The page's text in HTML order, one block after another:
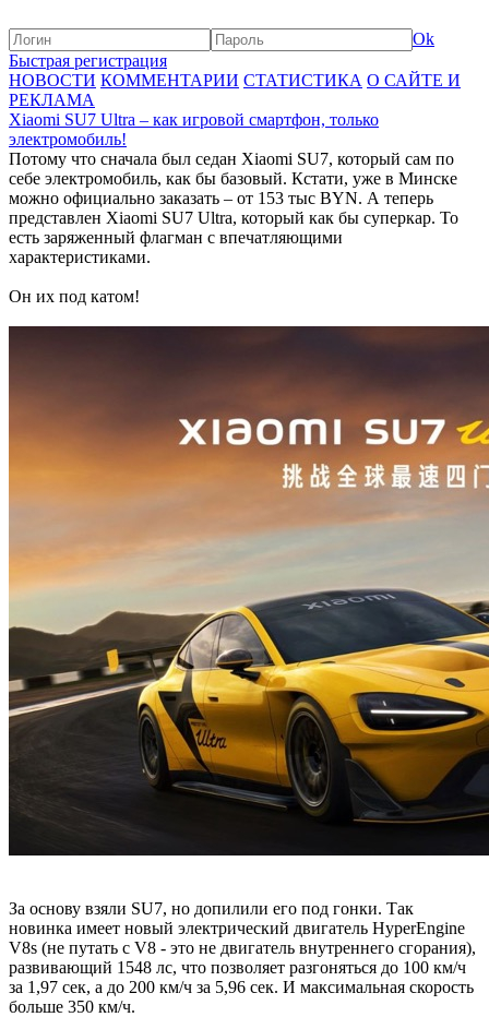
Ok
Быстрая регистрация
НОВОСТИ КОММЕНТАРИИ СТАТИСТИКА О САЙТЕ И
РЕКЛАМА
Xiaomi SU7 Ultra – как игровой смартфон, только
электромобиль!
Потому что сначала был седан Xiaomi SU7, который сам по
себе электромобиль, как бы базовый. Кстати, уже в Минске
можно официально заказать – от 153 тыс BYN. А теперь
представлен Xiaomi SU7 Ultra, который как бы суперкар. То
есть заряженный флагман с впечатляющими
характеристиками.
Он их под катом!
За основу взяли SU7, но допилили его под гонки. Так
новинка имеет новый электрический двигатель HyperEngine
V8s (не путать с V8 - это не двигатель внутреннего сгорания),
развивающий 1548 лс, что позволяет разгоняться до 100 км/ч
за 1,97 сек, а до 200 км/ч за 5,96 сек. И максимальная скорость
больше 350 км/ч.